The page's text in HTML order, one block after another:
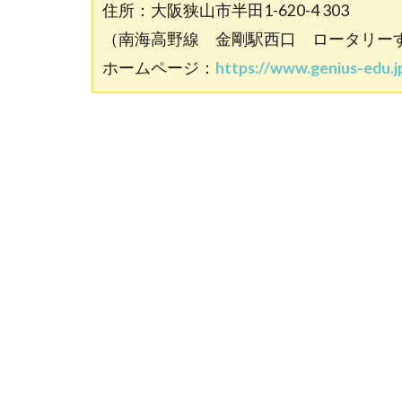
住所：大阪狭山市半田1-620-4 303
（南海高野線 金剛駅西口 ロータリー
ホームページ： https://www.genius-